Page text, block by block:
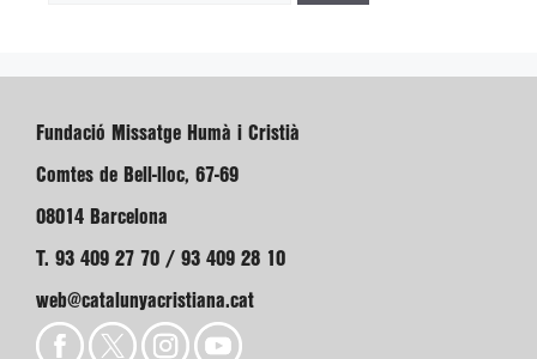
Fundació Missatge Humà i Cristià
Comtes de Bell-lloc, 67-69
08014 Barcelona
T. 93 409 27 70 / 93 409 28 10
web@catalunyacristiana.cat